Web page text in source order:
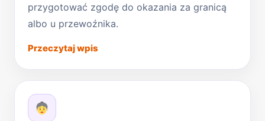
przygotować zgodę do okazania za granicą
albo u przewoźnika.
Przeczytaj wpis